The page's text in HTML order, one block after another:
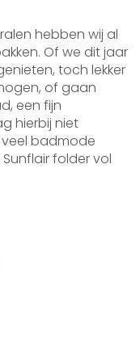
hebben wij al
Of we dit jaar
toch lekker
of gaan
een fijn
hierbij niet
veel badmode
folder vol